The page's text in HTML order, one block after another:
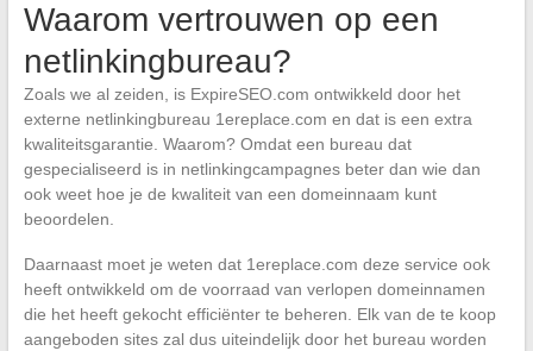
Waarom vertrouwen op een
netlinkingbureau?
Zoals we al zeiden, is ExpireSEO.com ontwikkeld door het
externe netlinkingbureau 1ereplace.com en dat is een extra
kwaliteitsgarantie. Waarom? Omdat een bureau dat
gespecialiseerd is in netlinkingcampagnes beter dan wie dan
ook weet hoe je de kwaliteit van een domeinnaam kunt
beoordelen.
Daarnaast moet je weten dat 1ereplace.com deze service ook
heeft ontwikkeld om de voorraad van verlopen domeinnamen
die het heeft gekocht efficiënter te beheren. Elk van de te koop
aangeboden sites zal dus uiteindelijk door het bureau worden